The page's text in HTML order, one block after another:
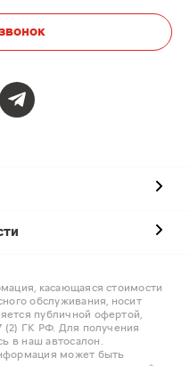
касающаяся стоимости
обслуживания, носит
публичной офертой,
(2) ГК РФ. Для получения
в наш автосалон.
может быть